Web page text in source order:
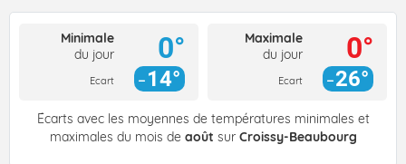
Minimale
du jour
Ecart
0°
14°
Maximale
du jour
Ecart
0°
26°
Écarts avec les moyennes de températures minimales et
maximales du mois de août sur Croissy-Beaubourg